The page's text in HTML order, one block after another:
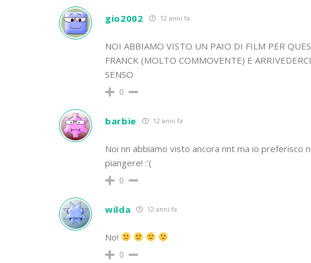
gio2002 12 anni fa
NOI ABBIAMO VISTO UN PAIO DI FILM PER
FRANCK (MOLTO COMMOVENTE) E
SENSO
0
barbie 12 anni fa
Noi nn abbiamo visto ancora nnt ma io
piangere! :'(
0
wilda 12 anni fa
No!
0